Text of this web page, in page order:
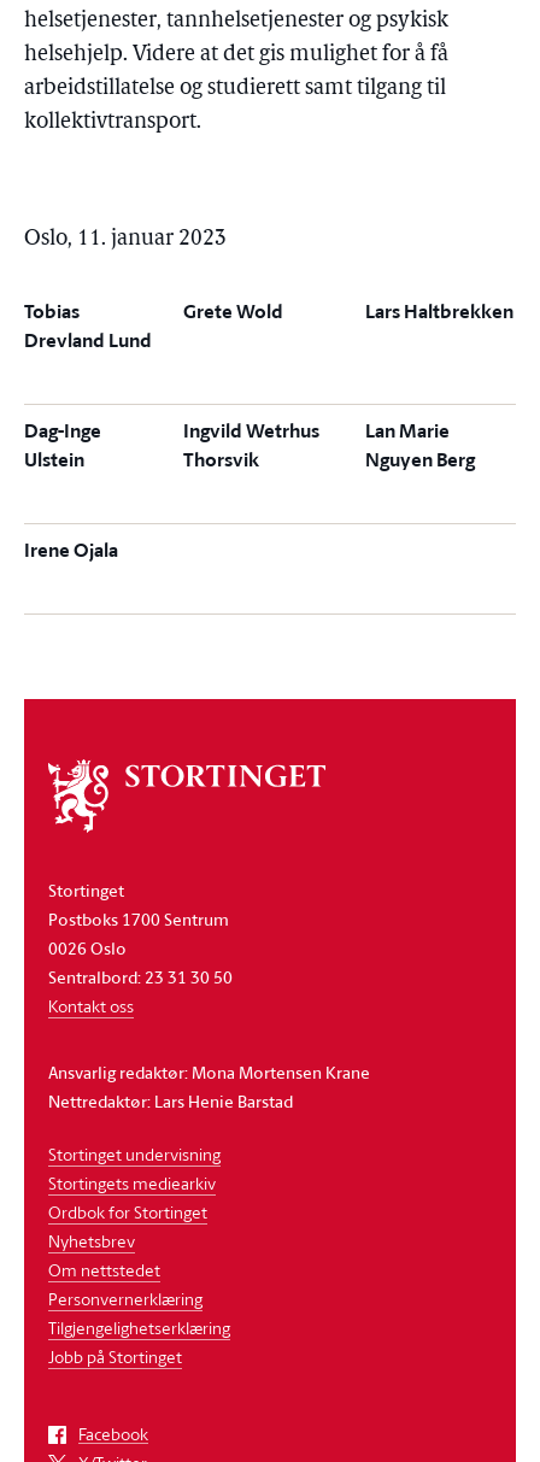
helsetjenester, tannhelsetjenester og psykisk
helsehjelp. Videre at det gis mulighet for å få
arbeidstillatelse og studierett samt tilgang til
kollektivtransport.
Oslo, 11. januar 2023
Tobias
Drevland Lund
Grete Wold Lars Haltbrekken
Dag-Inge
Ulstein
Ingvild Wetrhus
Thorsvik
Lan Marie
Nguyen Berg
Irene Ojala
Om
stortinget
Stortinget
Postboks 1700 Sentrum
0026 Oslo
Sentralbord: 23 31 30 50
Kontakt oss
Ansvarlig redaktør: Mona Mortensen Krane
Nettredaktør: Lars Henie Barstad
Stortinget undervisning
Stortingets mediearkiv
Ordbok for Stortinget
Nyhetsbrev
Om nettstedet
Personvernerklæring
Tilgjengelighetserklæring
Jobb på Stortinget
Facebook